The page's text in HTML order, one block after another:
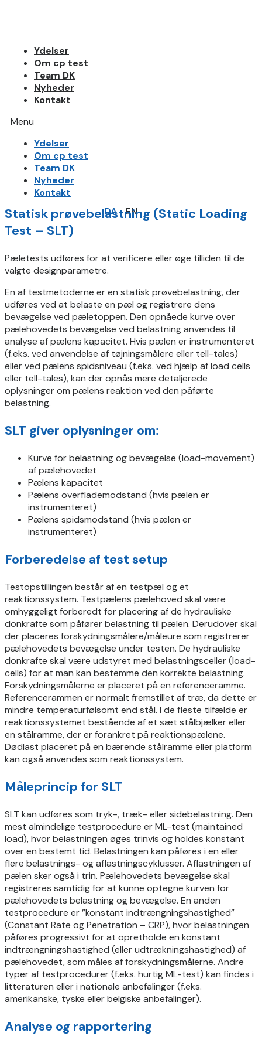
Ydelser
Om cp test
Team DK
Nyheder
Kontakt
Menu
Ydelser
Om cp test
Team DK
Nyheder
Kontakt
DA
EN
Statisk prøvebelastning (Static Loading
Test – SLT)
Pæletests udføres for at verificere eller øge tilliden til de
valgte designparametre.
En af testmetoderne er en statisk prøvebelastning, der
udføres ved at belaste en pæl og registrere dens
bevægelse ved pæletoppen. Den opnåede kurve over
pælehovedets bevægelse ved belastning anvendes til
analyse af pælens kapacitet. Hvis pælen er instrumenteret
(f.eks. ved anvendelse af tøjningsmålere eller tell-tales)
eller ved pælens spidsniveau (f.eks. ved hjælp af load cells
eller tell-tales), kan der opnås mere detaljerede
oplysninger om pælens reaktion ved den påførte
belastning.
SLT giver oplysninger om:
Kurve for belastning og bevægelse (load-movement)
af pælehovedet
Pælens kapacitet
Pælens overflademodstand (hvis pælen er
instrumenteret)
Pælens spidsmodstand (hvis pælen er
instrumenteret)
Forberedelse af test setup
Testopstillingen består af en testpæl og et
reaktionssystem. Testpælens pælehoved skal være
omhyggeligt forberedt for placering af de hydrauliske
donkrafte som påfører belastning til pælen. Derudover skal
der placeres forskydningsmålere/måleure som registrerer
pælehovedets bevægelse under testen. De hydrauliske
donkrafte skal være udstyret med belastningsceller (load-
cells) for at man kan bestemme den korrekte belastning.
Forskydningsmålerne er placeret på en referenceramme.
Referencerammen er normalt fremstillet af træ, da dette er
mindre temperaturfølsomt end stål. I de fleste tilfælde er
reaktionssystemet bestående af et sæt stålbjælker eller
en stålramme, der er forankret på reaktionspælene.
Dødlast placeret på en bærende stålramme eller platform
kan også anvendes som reaktionssystem.
Måleprincip for SLT
SLT kan udføres som tryk-, træk- eller sidebelastning. Den
mest almindelige testprocedure er ML-test (maintained
load), hvor belastningen øges trinvis og holdes konstant
over en bestemt tid. Belastningen kan påføres i en eller
flere belastnings- og aflastningscyklusser. Aflastningen af
pælen sker også i trin. Pælehovedets bevægelse skal
registreres samtidig for at kunne optegne kurven for
pælehovedets belastning og bevægelse. En anden
testprocedure er ”konstant indtrængningshastighed”
(Constant Rate og Penetration – CRP), hvor belastningen
påføres progressivt for at opretholde en konstant
indtrængningshastighed (eller udtrækningshastighed) af
pælehovedet, som måles af forskydningsmålerne. Andre
typer af testprocedurer (f.eks. hurtig ML-test) kan findes i
litteraturen eller i nationale anbefalinger (f.eks.
amerikanske, tyske eller belgiske anbefalinger).
Analyse og rapportering